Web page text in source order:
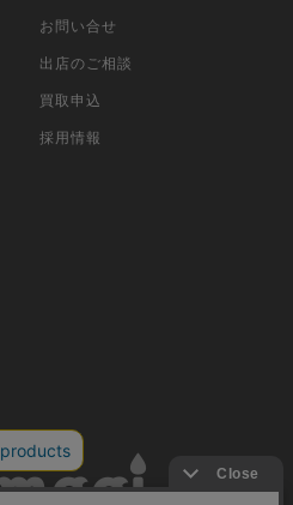
お問い合せ
出店のご相談
買取申込
採用情報